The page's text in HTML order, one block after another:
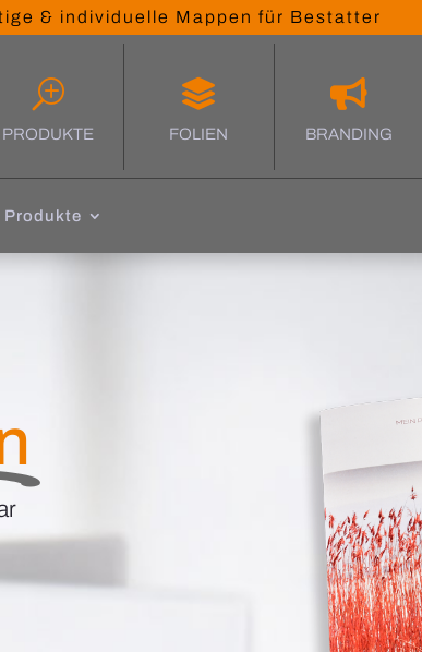
& individuelle Mappen für Bestatter
T
PRODUKTE

FOLIEN

BRANDING
Produkte